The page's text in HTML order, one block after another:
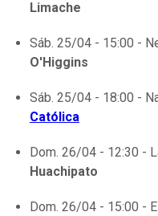
Limache
Sáb. 25/04 - 15:00 -
O'Higgins
Sáb. 25/04 - 18:00 -
Católica
Dom. 26/04 - 12:30 -
Huachipato
Dom. 26/04 - 15:00 -